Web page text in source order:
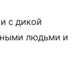
с дикой
людьми и